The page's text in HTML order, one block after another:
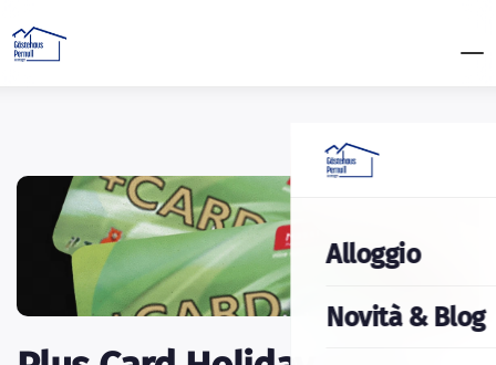
Alloggio
Novità & Blog